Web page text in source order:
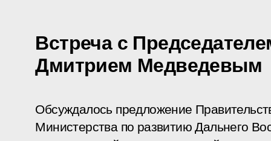
Встреча с
Дмитрием Медведевым
Обсуждалось предложение
Министерства по развитию Дальнего